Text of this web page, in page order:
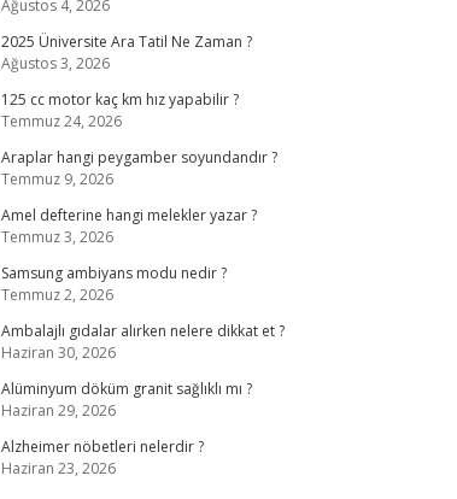
Ağustos 4, 2026
2025 Üniversite Ara Tatil Ne Zaman ?
Ağustos 3, 2026
125 cc motor kaç km hız yapabilir ?
Temmuz 24, 2026
Araplar hangi peygamber soyundandır ?
Temmuz 9, 2026
Amel defterine hangi melekler yazar ?
Temmuz 3, 2026
Samsung ambiyans modu nedir ?
Temmuz 2, 2026
Ambalajlı gıdalar alırken nelere dikkat et ?
Haziran 30, 2026
Alüminyum döküm granit sağlıklı mı ?
Haziran 29, 2026
Alzheimer nöbetleri nelerdir ?
Haziran 23, 2026